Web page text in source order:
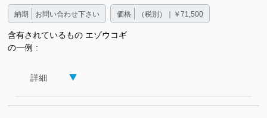
納期 お問い合わせ下さい 価格 （税別）｜￥71,500
含有されているもの
の一例
エゾウコギ
詳細